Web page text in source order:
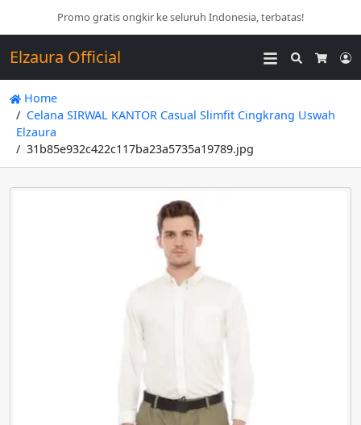
Promo gratis ongkir ke seluruh Indonesia, terbatas!
Elzaura Official
Search
Home
Celana SIRWAL KANTOR Casual Slimfit Cingkrang Uswah
Elzaura
31b85e932c422c117ba23a5735a19789.jpg